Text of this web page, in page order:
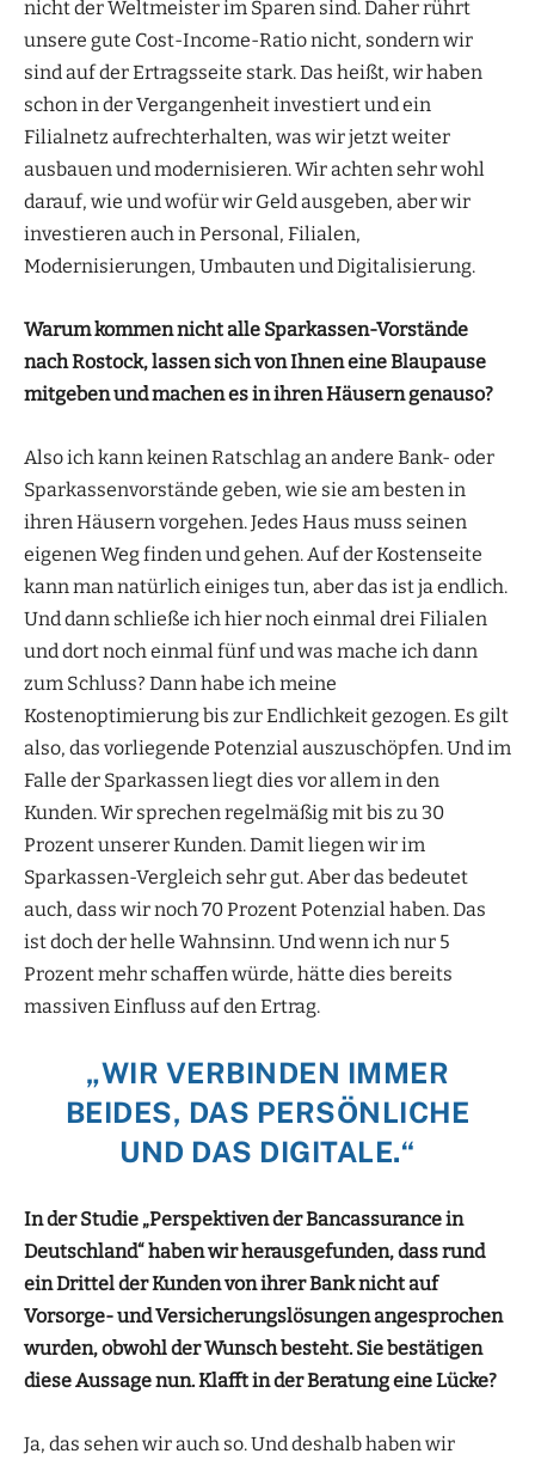
nicht der Weltmeister im Sparen sind. Daher rührt
unsere gute Cost-Income-Ratio nicht, sondern wir
sind auf der Ertragsseite stark. Das heißt, wir haben
schon in der Vergangenheit investiert und ein
Filialnetz aufrechterhalten, was wir jetzt weiter
ausbauen und modernisieren. Wir achten sehr wohl
darauf, wie und wofür wir Geld ausgeben, aber wir
investieren auch in Personal, Filialen,
Modernisierungen, Umbauten und Digitalisierung.
Warum kommen nicht alle Sparkassen-Vorstände
nach Rostock, lassen sich von Ihnen eine Blaupause
mitgeben und machen es in ihren Häusern genauso?
Also ich kann keinen Ratschlag an andere Bank- oder
Sparkassenvorstände geben, wie sie am besten in
ihren Häusern vorgehen. Jedes Haus muss seinen
eigenen Weg finden und gehen. Auf der Kostenseite
kann man natürlich einiges tun, aber das ist ja endlich.
Und dann schließe ich hier noch einmal drei Filialen
und dort noch einmal fünf und was mache ich dann
zum Schluss? Dann habe ich meine
Kostenoptimierung bis zur Endlichkeit gezogen. Es gilt
also, das vorliegende Potenzial auszuschöpfen. Und im
Falle der Sparkassen liegt dies vor allem in den
Kunden. Wir sprechen regelmäßig mit bis zu 30
Prozent unserer Kunden. Damit liegen wir im
Sparkassen-Vergleich sehr gut. Aber das bedeutet
auch, dass wir noch 70 Prozent Potenzial haben. Das
ist doch der helle Wahnsinn. Und wenn ich nur 5
Prozent mehr schaffen würde, hätte dies bereits
massiven Einfluss auf den Ertrag.
„WIR VERBINDEN IMMER
BEIDES, DAS PERSÖNLICHE
UND DAS DIGITALE.“
In der Studie „Perspektiven der Bancassurance in
Deutschland“ haben wir herausgefunden, dass rund
ein Drittel der Kunden von ihrer Bank nicht auf
Vorsorge- und Versicherungslösungen angesprochen
wurden, obwohl der Wunsch besteht. Sie bestätigen
diese Aussage nun. Klafft in der Beratung eine Lücke?
Ja, das sehen wir auch so. Und deshalb haben wir